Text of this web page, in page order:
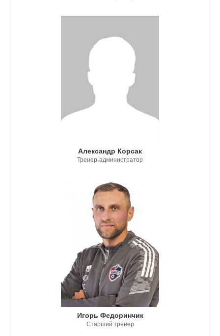
Александр Корсак
Тренер-администратор
Игорь Федоринчик
Старший тренер